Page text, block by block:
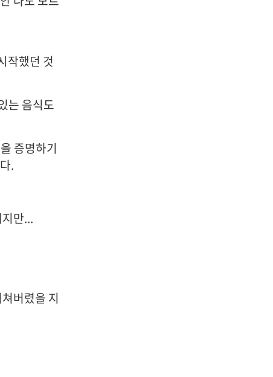
작했던 것
는 음식도
증명하기
.
만...
버렸을 지